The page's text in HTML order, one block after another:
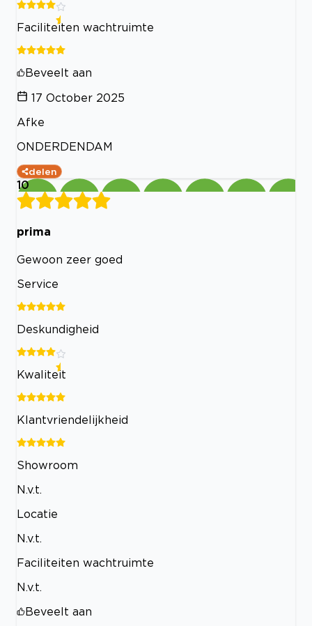
Faciliteiten wachtruimte
Beveelt aan
17 October 2025
Afke
ONDERDENDAM
delen
10
prima
Gewoon zeer goed
Service
Deskundigheid
Kwaliteit
Klantvriendelijkheid
Showroom
N.v.t.
Locatie
N.v.t.
Faciliteiten wachtruimte
N.v.t.
Beveelt aan